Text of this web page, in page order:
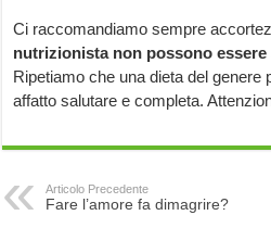
Ci raccomandiamo sempre
nutrizionista non possono
Ripetiamo che una dieta del genere
affatto salutare e completa.
Articolo Precedente
Fare l’amore fa dimagrire?